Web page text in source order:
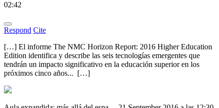
02:42
Respond Cite
[…] El informe The NMC Horizon Report: 2016 Higher Education
Edition identifica y describe las seis tecnologías emergentes que
tendrán un impacto significativo en la educación superior en los
próximos cinco años... […]